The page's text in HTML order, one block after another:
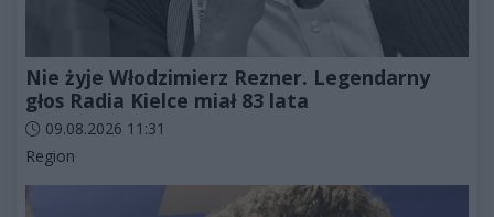
Nie żyje Włodzimierz Rezner. Legendarny
głos Radia Kielce miał 83 lata
Data dodania artykułu:
09.08.2026 11:31
Kategorie artykułu:
Region